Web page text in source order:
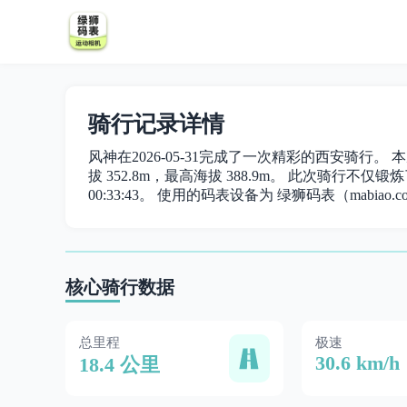
骑行记录详情
风神在2026-05-31完成了一次精彩的西安骑行。
拔 352.8m，最高海拔 388.9m。 此次骑行不仅锻
00:33:43。 使用的码表设备为 绿狮码表（
核心骑行数据
总里程
18.4 公里
极速
30.6 km/h